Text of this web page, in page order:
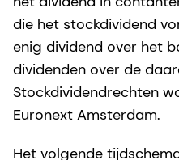
die het stockdividend
enig dividend over het
dividenden over de
Stockdividendrechten
Euronext Amsterdam.
Het volgende